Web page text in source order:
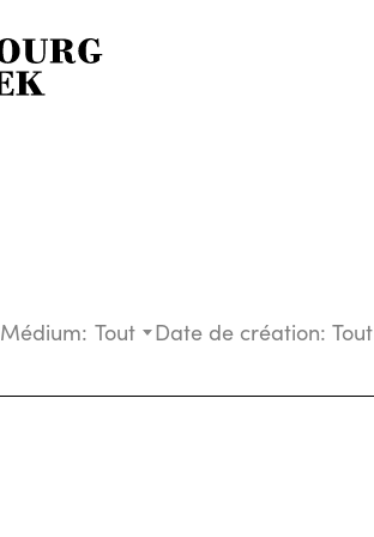
Médium: Tout Date de création: Tout